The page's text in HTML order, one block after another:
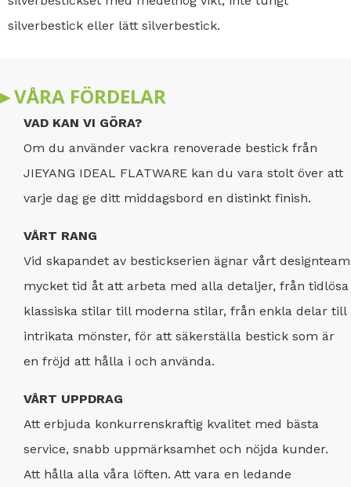
silverbestick eller lätt silverbestick.
▸ VÅRA FÖRDELAR
VAD KAN VI GÖRA?
Om du använder vackra renoverade bestick från
JIEYANG IDEAL FLATWARE kan du vara stolt över att
varje dag ge ditt middagsbord en distinkt finish.
VÅRT RANG
Vid skapandet av bestickserien ägnar vårt designteam
mycket tid åt att arbeta med alla detaljer, från tidlösa
klassiska stilar till moderna stilar, från enkla delar till
intrikata mönster, för att säkerställa bestick som är
en fröjd att hålla i och använda.
VÅRT UPPDRAG
Att erbjuda konkurrenskraftig kvalitet med bästa
service, snabb uppmärksamhet och nöjda kunder.
Att hålla alla våra löften. Att vara en ledande